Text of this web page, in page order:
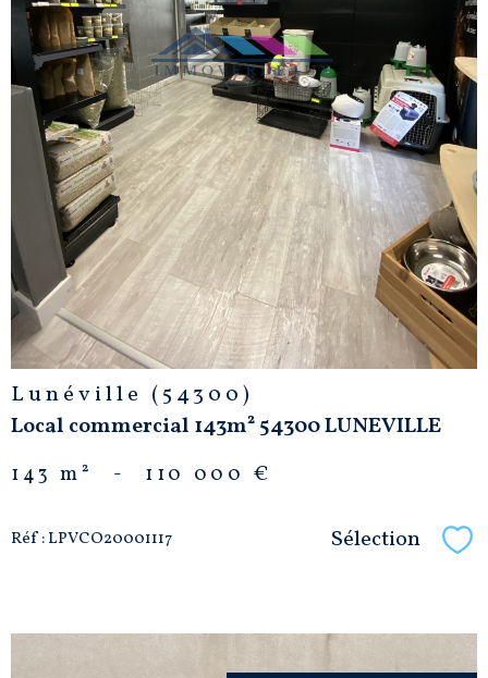
VOIR LE
BIEN
Lunéville (54300)
Local commercial 143m² 54300 LUNEVILLE
143 m² - 110 000 €
Réf : LPVCO20001117 Sélection